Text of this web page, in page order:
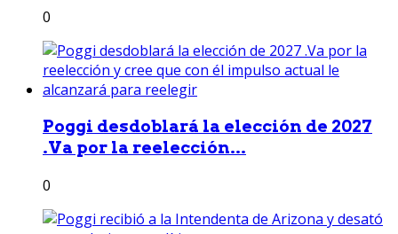
0
Poggi desdoblará la elección de 2027
.Va por la reelección...
0